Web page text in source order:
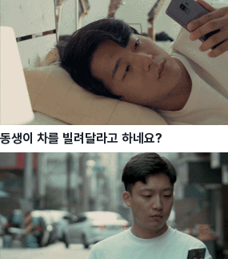
동생이 차를 빌려달라고 하네요?